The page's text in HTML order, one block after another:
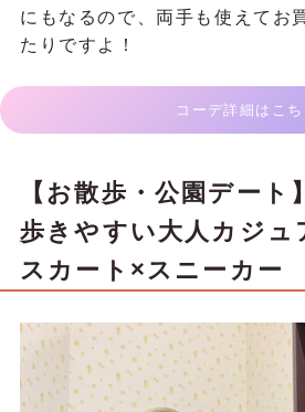
にもなるので、両手も使えてお
たりですよ！
コーデ詳細はこち
【お散歩・公園デート】
歩きやすい大人カジ
スカート×スニーカー